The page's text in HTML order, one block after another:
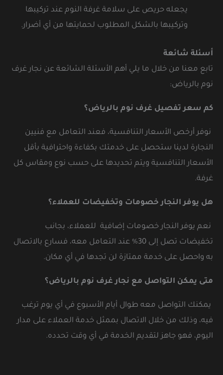
يجعله حريص على سلامة غرفة النوم عند تركيبها
وتركيبها بالشكل المطلوب لحمايتها من أي أضرار.
أسئلة شائعة
تابع معنا من خلال ما يلي أهم الأسئلة الشائعة عن نجار غرف
نوم بالرياض:
كم سعر تفصيل غرف نوم بالرياض؟
نوفر أرخص الأسعار التنافسية، فعند التعامل مع فنيين
النجارة لدينا ستحصل على خدمتك بكفاءة واحترافية بأقل
الأسعار التنافسية ويتم تحديدها على حسب نوع ومقاس كل
غرفة.
هل يوفر النجار خصومات وتخفيضات للعملاء؟
نعم يوفر النجار خصومات إضافية للعملاء، بجانب
تخفيضات تصل إلى 30% عند التعامل معه، فسارع بالاتصال
به واحصل على خدمة ممتازة لن تجدها في أي مكان.
متى يمكن التواصل مع نجار غرف نوم بالرياض؟
يمكنك التواصل معه طوال أيام الأسبوع في أي يوم ترغب
فيه، وذلك من خلال الاتصال بممثل خدمة العملاء على مدار
اليوم، فهو جاهز لتقديم الخدمة في أي وقت تحدده.